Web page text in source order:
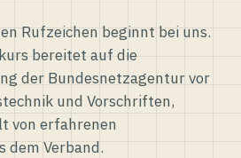
Rufzeichen beginnt bei uns.
bereitet auf die
der Bundesnetzagentur vor
und Vorschriften,
von erfahrenen
dem Verband.